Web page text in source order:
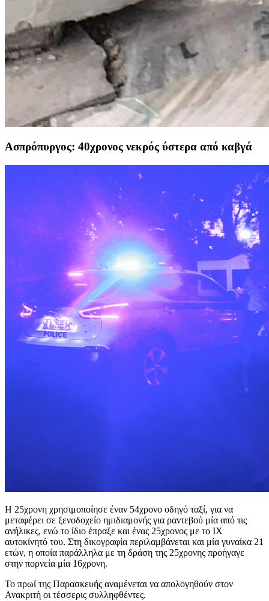
Ασπρόπυργος: 40χρονος νεκρός ύστερα από καβγά
Η 25χρονη χρησιμοποίησε έναν 54χρονο οδηγό ταξί, για να
μεταφέρει σε ξενοδοχείο ημιδιαμονής για ραντεβού μία από τις
ανήλικες, ενώ το ίδιο έπραξε και ένας 25χρονος με το ΙΧ
αυτοκίνητό του. Στη δικογραφία περιλαμβάνεται και μία γυναίκα 21
ετών, η οποία παράλληλα με τη δράση της 25χρονης προήγαγε
στην πορνεία μία 16χρονη.
Το πρωί της Παρασκευής αναμένεται να απολογηθούν στον
Ανακριτή οι τέσσερις συλληφθέντες.